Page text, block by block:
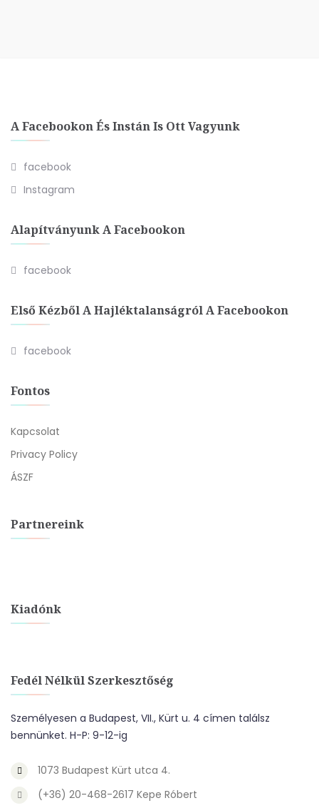
A Facebookon És Instán Is Ott Vagyunk
facebook
Instagram
Alapítványunk A Facebookon
facebook
Első Kézből A Hajléktalanságról A Facebookon
facebook
Fontos
Kapcsolat
Privacy Policy
ÁSZF
Partnereink
Kiadónk
Fedél Nélkül Szerkesztőség
Személyesen a Budapest, VII., Kürt u. 4 címen találsz
bennünket. H-P: 9-12-ig
1073 Budapest Kürt utca 4.
(+36) 20-468-2617 Kepe Róbert